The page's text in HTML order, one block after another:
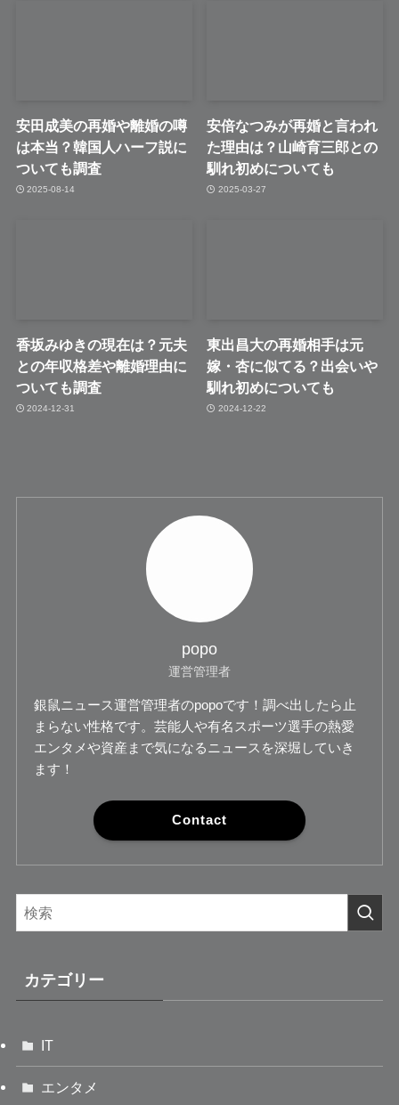
安田成美の再婚や離婚の噂
は本当？韓国人ハーフ説に
ついても調査
2025-08-14
安倍なつみが再婚と言われ
た理由は？山崎育三郎との
馴れ初めについても
2025-03-27
香坂みゆきの現在は？元夫
との年収格差や離婚理由に
ついても調査
2024-12-31
東出昌大の再婚相手は元
嫁・杏に似てる？出会いや
馴れ初めについても
2024-12-22
popo
運営管理者
銀鼠ニュース運営管理者のpopoです！調べ出したら止
まらない性格です。芸能人や有名スポーツ選手の熱愛
エンタメや資産まで気になるニュースを深堀していき
ます！
Contact
カテゴリー
IT
エンタメ